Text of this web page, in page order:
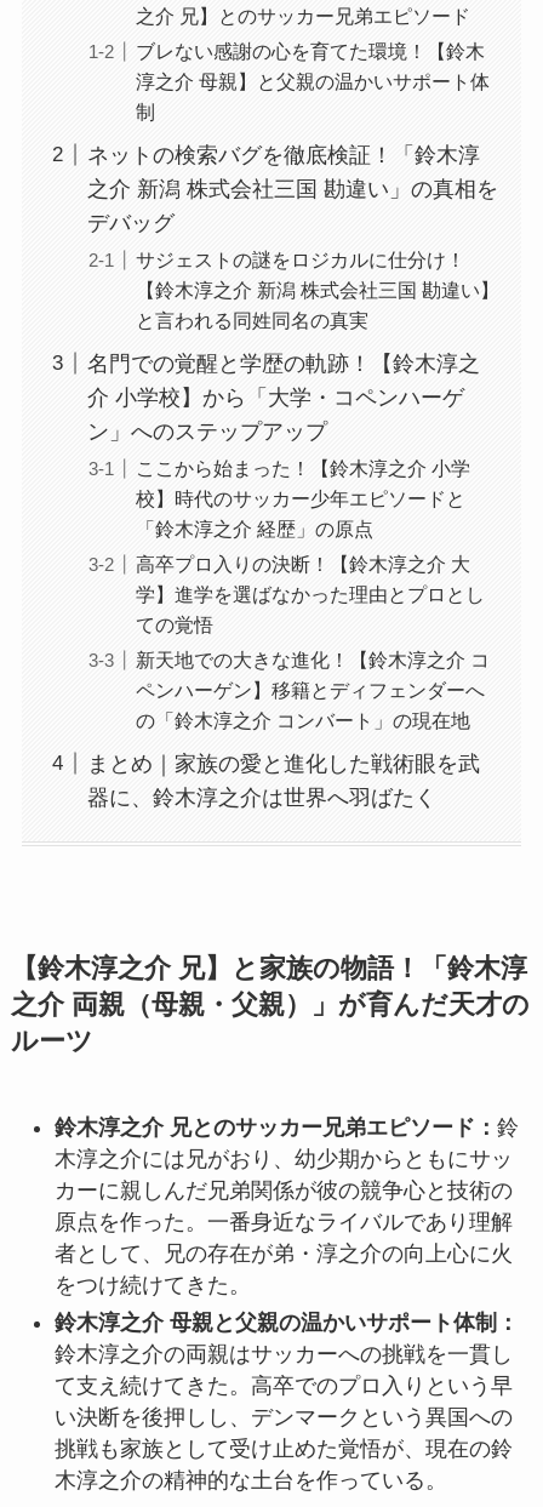
之介 兄】とのサッカー兄弟エピソード
ブレない感謝の心を育てた環境！【鈴木
淳之介 母親】と父親の温かいサポート体
制
ネットの検索バグを徹底検証！「鈴木淳
之介 新潟 株式会社三国 勘違い」の真相を
デバッグ
サジェストの謎をロジカルに仕分け！
【鈴木淳之介 新潟 株式会社三国 勘違い】
と言われる同姓同名の真実
名門での覚醒と学歴の軌跡！【鈴木淳之
介 小学校】から「大学・コペンハーゲ
ン」へのステップアップ
ここから始まった！【鈴木淳之介 小学
校】時代のサッカー少年エピソードと
「鈴木淳之介 経歴」の原点
高卒プロ入りの決断！【鈴木淳之介 大
学】進学を選ばなかった理由とプロとし
ての覚悟
新天地での大きな進化！【鈴木淳之介 コ
ペンハーゲン】移籍とディフェンダーへ
の「鈴木淳之介 コンバート」の現在地
まとめ｜家族の愛と進化した戦術眼を武
器に、鈴木淳之介は世界へ羽ばたく
【鈴木淳之介 兄】と家族の物語！「鈴木淳
之介 両親（母親・父親）」が育んだ天才の
ルーツ
鈴木淳之介 兄とのサッカー兄弟エピソード： 鈴
木淳之介には兄がおり、幼少期からともにサッ
カーに親しんだ兄弟関係が彼の競争心と技術の
原点を作った。一番身近なライバルであり理解
者として、兄の存在が弟・淳之介の向上心に火
をつけ続けてきた。
鈴木淳之介 母親と父親の温かいサポート体制：
鈴木淳之介の両親はサッカーへの挑戦を一貫し
て支え続けてきた。高卒でのプロ入りという早
い決断を後押しし、デンマークという異国への
挑戦も家族として受け止めた覚悟が、現在の鈴
木淳之介の精神的な土台を作っている。